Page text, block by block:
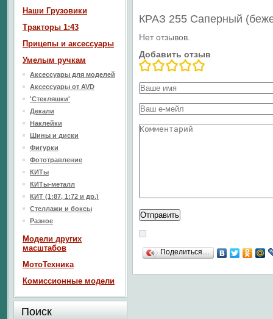
КРАЗ 255 Саперный
Нет отзывов.
Добавить отзыв
Поделиться…
Наши Грузовики
Тракторы 1:43
Прицепы и аксессуары
Умелым ручкам
Аксессуары для моделей
Аксессуары от AVD
'Стекляшки'
Декали
Наклейки
Шины и диски
Фигурки
Фототравление
КИТы
КИТы-металл
КИТ (1:87, 1:72 и др.)
Стеллажи и боксы
Разное
Модели других
масштабов
МотоТехника
Комиссионные модели
Поиск